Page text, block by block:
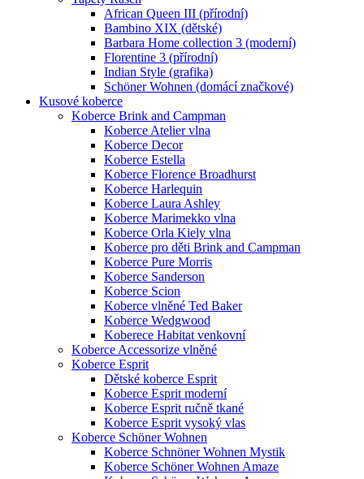
African Queen III (přírodní)
Bambino XIX (dětské)
Barbara Home collection 3 (moderní)
Florentine 3 (přírodní)
Indian Style (grafika)
Schöner Wohnen (domácí značkové)
Kusové koberce
Koberce Brink and Campman
Koberce Atelier vlna
Koberce Decor
Koberce Estella
Koberce Florence Broadhurst
Koberce Harlequin
Koberce Laura Ashley
Koberce Marimekko vlna
Koberce Orla Kiely vlna
Koberce pro děti Brink and Campman
Koberce Pure Morris
Koberce Sanderson
Koberce Scion
Koberce vlněné Ted Baker
Koberce Wedgwood
Koberece Habitat venkovní
Koberce Accessorize vlněné
Koberce Esprit
Dětské koberce Esprit
Koberce Esprit moderní
Koberce Esprit ručně tkané
Koberce Esprit vysoký vlas
Koberce Schöner Wohnen
Koberce Schnöner Wohnen Mystik
Koberce Schöner Wohnen Amaze